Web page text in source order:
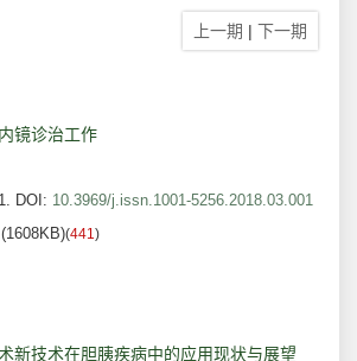
上一期 | 下一期
镜诊治工作
DOI: 10.3969/j.issn.1001-5256.2018.03.001
(441)
新技术在胆胰疾病中的应用现状与展望